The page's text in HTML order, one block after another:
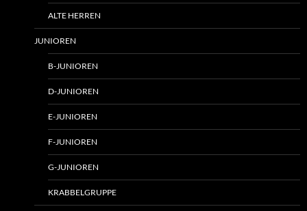
ALTE HERREN
JUNIOREN
B-JUNIOREN
D-JUNIOREN
E-JUNIOREN
F-JUNIOREN
G-JUNIOREN
KRABBELGRUPPE